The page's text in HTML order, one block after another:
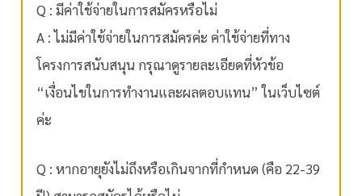
Q : มีค่าใช้จ่ายในการสมัครหรือไม่
A : ไม่มีค่าใช้จ่ายในการสมัครค่ะ ค่าใช้จ่ายที่ทาง
โครงการสนับสนุน กรุณาดูรายละเอียดที่หัวข้อ
“เงื่อนไขในการทำงานและผลตอบแทน” ในเว็บไซต์
ค่ะ
Q : หากอายุยังไม่ถึงหรือเกินจากที่กำหนด (คือ 22-39